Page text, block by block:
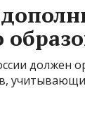
должен